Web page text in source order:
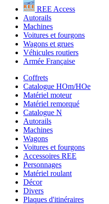
REE Access
Autorails
Machines
Voitures et fourgons
Wagons et grues
Véhicules routiers
Armée Française
Coffrets
Catalogue HOm/HOe
Matériel moteur
Matériel remorqué
Catalogue N
Autorails
Machines
Wagons
Voitures et fourgons
Accessoires REE
Personnages
Matériel roulant
Décor
Divers
Plaques d'itinéraires